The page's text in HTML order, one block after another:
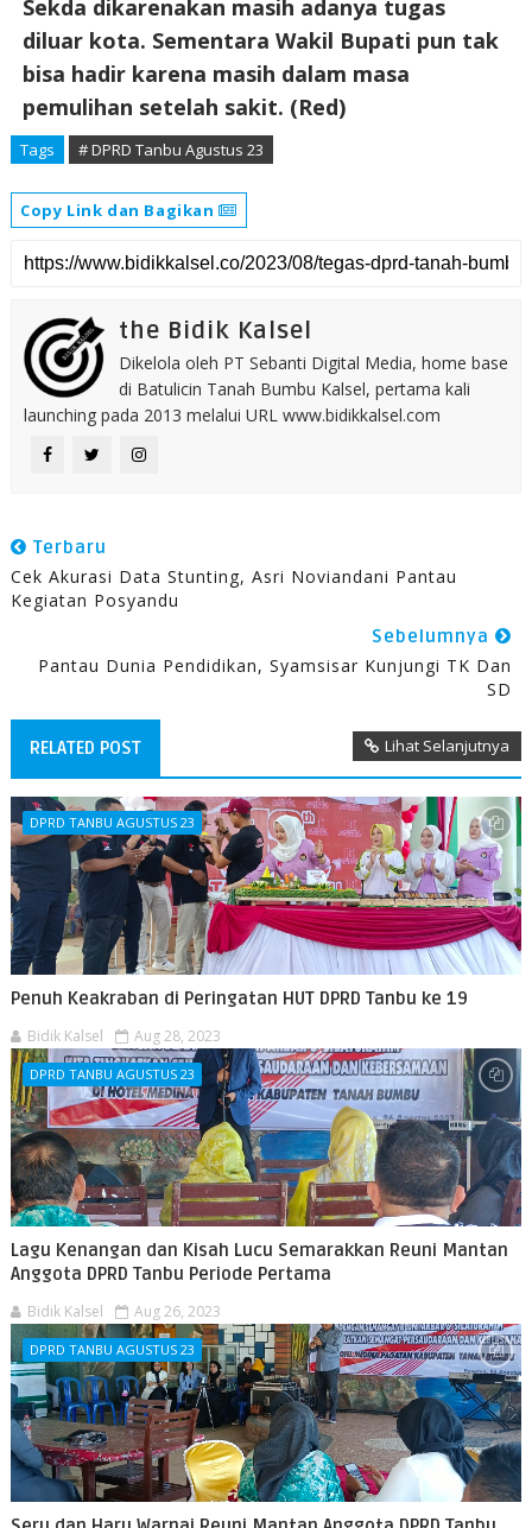
Sekda dikarenakan masih adanya tugas
diluar kota. Sementara Wakil Bupati pun tak
bisa hadir karena masih dalam masa
pemulihan setelah sakit. (Red)
Tags # DPRD Tanbu Agustus 23
Copy Link dan Bagikan
the Bidik Kalsel
Dikelola oleh PT Sebanti Digital Media, home base
di Batulicin Tanah Bumbu Kalsel, pertama kali
launching pada 2013 melalui URL www.bidikkalsel.com
Terbaru
Cek Akurasi Data Stunting, Asri Noviandani Pantau
Kegiatan Posyandu
Sebelumnya
Pantau Dunia Pendidikan, Syamsisar Kunjungi TK Dan
SD
RELATED POST Lihat Selanjutnya
DPRD TANBU AGUSTUS 23
Penuh Keakraban di Peringatan HUT DPRD Tanbu ke 19
Bidik Kalsel Aug 28, 2023
DPRD TANBU AGUSTUS 23
Lagu Kenangan dan Kisah Lucu Semarakkan Reuni Mantan
Anggota DPRD Tanbu Periode Pertama
Bidik Kalsel Aug 26, 2023
DPRD TANBU AGUSTUS 23